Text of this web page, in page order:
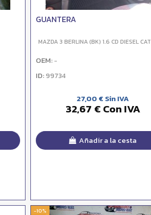
GUANTERA
MAZDA 3 BERLINA (BK) 1.6 CD DIESEL CAT
OEM: -
ID:99734
27,00 € Sin IVA
32,67 € Con IVA
Añadir a la cesta
-10%